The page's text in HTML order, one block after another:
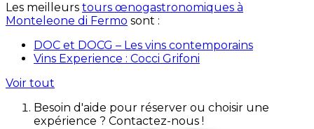
Les meilleurs tours œnogastronomiques à
Monteleone di Fermo sont :
DOC et DOCG – Les vins contemporains
Vins Experience : Cocci Grifoni
Voir tout
Besoin d'aide pour réserver ou choisir une
expérience ? Contactez-nous !